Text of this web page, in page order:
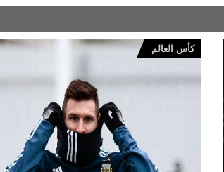
كأس العالم